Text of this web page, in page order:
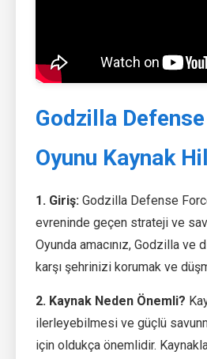
Godzilla
Oyunu Kaynak
1. Giriş: Godzilla Defense
evreninde geçen strateji ve
Oyunda amacınız, Godzilla ve
karşı şehrinizi korumak ve
2. Kaynak Neden Önemli?
ilerleyebilmesi ve güçlü
için oldukça önemlidir.